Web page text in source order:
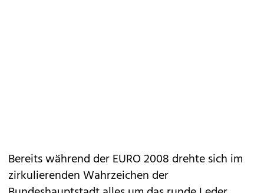
Bereits während der EURO 2008 drehte sich im
zirkulierenden Wahrzeichen der